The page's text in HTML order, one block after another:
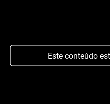
Este conteúdo